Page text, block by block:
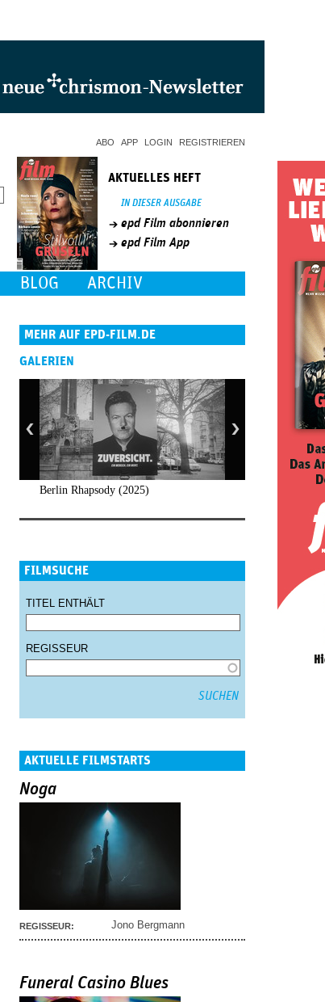
ABO APP LOGIN REGISTRIEREN
AKTUELLES HEFT
IN DIESER AUSGABE
epd Film abonnieren
epd Film App
BLOG ARCHIV
MEHR AUF EPD-FILM.DE
GALERIEN
Berlin Rhapsody (2025)
FILMSUCHE
TITEL ENTHÄLT
REGISSEUR
AKTUELLE FILMSTARTS
Noga
REGISSEUR: Jono Bergmann
Funeral Casino Blues